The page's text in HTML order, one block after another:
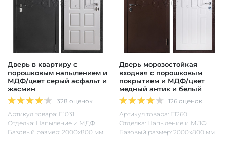
Дверь в квартиру с
порошковым напылением и
МДФ/цвет серый асфальт и
жасмин
328 оценок
Артикул товара: Е1031
Отделка: Напыление и МДФ
Базовый размер: 2000х800 мм
Дверь морозостойкая
входная с порошковым
покрытием и МДФ/цвет
медный антик и белый
126 оценок
Артикул товара: Е1260
Отделка: Напыление и МДФ
Базовый размер: 2000х800 мм